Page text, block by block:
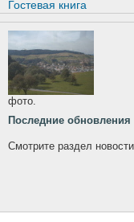
Гостевая книга
фото.
Последние обновления
Смотрите раздел новости